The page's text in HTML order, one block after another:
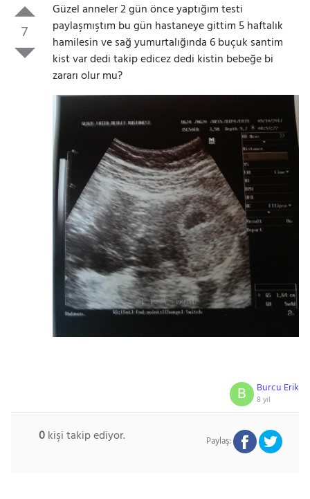
7
Güzel anneler 2 gün önce yaptığım testi
paylaşmıştım bu gün hastaneye gittim 5 haftalık
hamilesin ve sağ yumurtalığında 6 buçuk santim
kist var dedi takip edicez dedi kistin bebeğe bi
zararı olur mu?
Burcu Erik
8 yıl
B
0kişi takip ediyor. Paylaş: